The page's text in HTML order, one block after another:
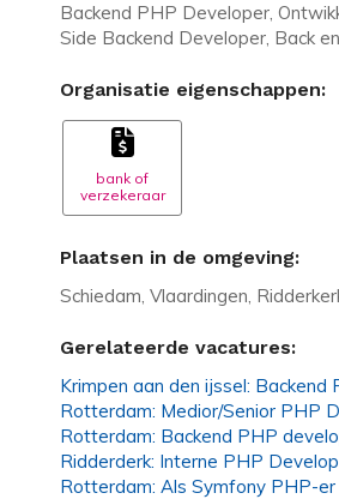
Backend PHP Developer,
Side Backend Developer, Back
Organisatie eigenschappen:
bank of
verzekeraar
Plaatsen in de omgeving:
Schiedam, Vlaardingen,
Gerelateerde vacatures:
Krimpen aan den ijssel:
Rotterdam: Medior/Senior PHP
Rotterdam: Backend PHP
Ridderderk: Interne PHP
Rotterdam: Als Symfony PHP-er